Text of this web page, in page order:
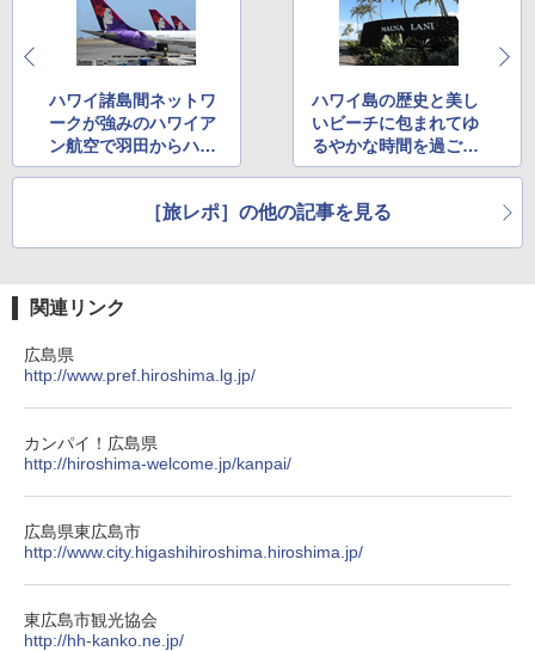
ハワイ諸島間ネットワ
ークが強みのハワイア
ン航空で羽田からハワ
イ島へ行ってみた
ハワイ島の歴史と美し
いビーチに包まれてゆ
るやかな時間を過ごせ
る「マウナ ラニ ベイ
ズ」
［旅レポ］の他の記事を見る
関連リンク
広島県
http://www.pref.hiroshima.lg.jp/
カンパイ！広島県
http://hiroshima-welcome.jp/kanpai/
広島県東広島市
http://www.city.higashihiroshima.hiroshima.jp/
東広島市観光協会
http://hh-kanko.ne.jp/